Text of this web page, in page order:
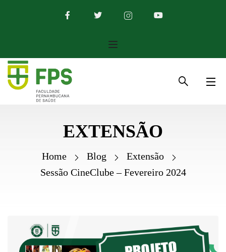
EXTENSÃO
Home Blog
Extensão
Sessão CineClube – Fevereiro 2024